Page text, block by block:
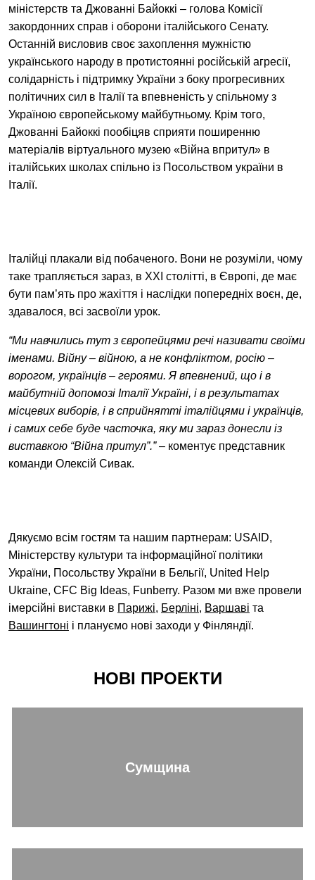
міністерств та Джованні Байоккі – голова Комісії
закордонних справ і оборони італійського Сенату.
Останній висловив своє захоплення мужністю
українського народу в протистоянні російській агресії,
солідарність і підтримку України з боку прогресивних
політичних сил в Італії та впевненість у спільному з
Україною європейському майбутньому. Крім того,
Джованні Байоккі пообіцяв сприяти поширенню
матеріалів віртуального музею «Війна впритул» в
італійських школах спільно із Посольством україни в
Італії.
Італійці плакали від побаченого. Вони не розуміли, чому
таке трапляється зараз, в ХХІ столітті, в Європі, де має
бути пам’ять про жахіття і наслідки попередніх воєн, де,
здавалося, всі засвоїли урок.
“Ми навчились тут з європейцями речі називати своїми
іменами. Війну – війною, а не конфліктом, росію –
ворогом, українців – героями. Я впевнений, що і в
майбутній допомозі Італії Україні, і в результатах
місцевих виборів, і в сприйнятті італійцями і українців,
і самих себе буде часточка, яку ми зараз донесли із
виставкою “Війна притул”.”– коментує представник
команди Олексій Сивак.
Дякуємо всім гостям та нашим партнерам: USAID,
Міністерству культури та інформаційної політики
України, Посольству України в Бельгії, United Help
Ukraine, CFC Big Ideas, Funberry. Разом ми вже провели
імерсійні виставки в Парижі, Берліні, Варшаві та
Вашингтоні і плануємо нові заходи у Фінляндії.
НОВІ ПРОЕКТИ
Сумщина